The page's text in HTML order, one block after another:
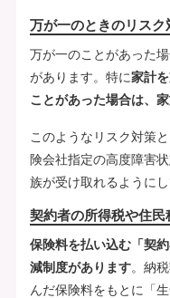
万が一のときのリスク
万が一のことがあった
があります。特に家計
ことがあった場合は、
このようなリスク対策
険会社指定の高度障害
族が受け取れるようにし
契約者の所得税や住
保険料を払い込む「契
減制度があります。納
んだ保険料をもとに「